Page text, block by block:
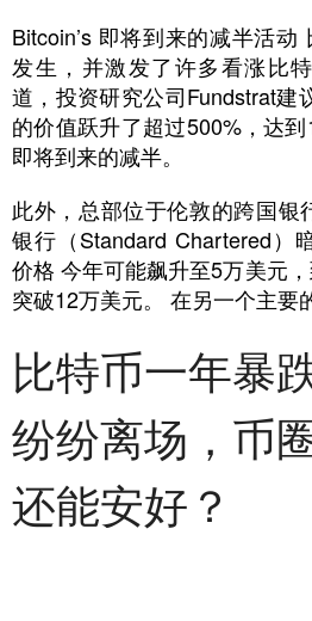
Bitcoin’s 即将到来的减半活动
发生，并激发了许多看涨比
道，投资研究公司Fundstrat建
的价值跃升了超过500%，达
即将到来的减半。
此外，总部位于伦敦的跨国银
银行（Standard Chartered）
价格 今年可能飙升至5万美元
突破12万美元。 在另一个主要
比特币一年暴
纷纷离场，币
还能安好？